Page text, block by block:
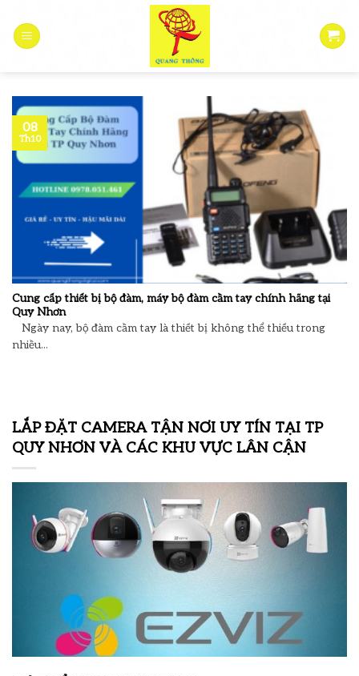
content
Cung cấp thiết bị bộ đàm, máy bộ đàm cầm tay chính hãng tại
Quy Nhơn
Ngày nay, bộ đàm cầm tay là thiết bị không thể thiếu trong
nhiều...
08
Th10
LẮP ĐẶT CAMERA TẬN NƠI UY TÍN TẠI TP
QUY NHƠN VÀ CÁC KHU VỰC LÂN CẬN